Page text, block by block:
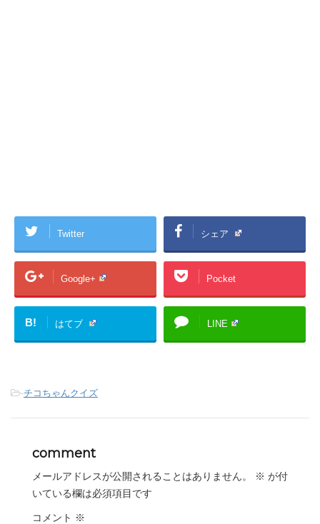
Twitter シェア
Google+ Pocket
B! はてブ LINE
-チコちゃんクイズ
comment
メールアドレスが公開されることはありません。 ※ が付
いている欄は必須項目です
コメント ※